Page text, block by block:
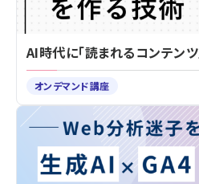
AI時代に「読まれるコンテン
オンデマンド講座